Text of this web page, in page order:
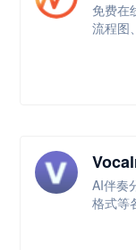
免费在
流程图
AI伴奏
格式等